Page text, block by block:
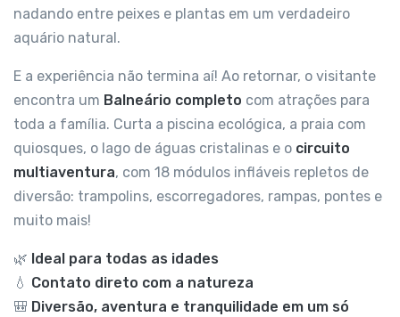
nadando entre peixes e plantas em um verdadeiro
aquário natural.
E a experiência não termina aí! Ao retornar, o visitante
encontra um Balneário completo com atrações para
toda a família. Curta a piscina ecológica, a praia com
quiosques, o lago de águas cristalinas e o circuito
multiaventura, com 18 módulos infláveis repletos de
diversão: trampolins, escorregadores, rampas, pontes e
muito mais!
🌿 Ideal para todas as idades
💧 Contato direto com a natureza
🎒 Diversão, aventura e tranquilidade em um só